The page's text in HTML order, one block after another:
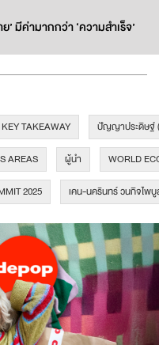
มีค่ามากกว่า ‘ความสำเร็จ’
KEY TAKEAWAY ปัญญาประดิษฐ์
AREAS ผู้นำ WORLD
2025 เคน-นครินทร์ วนกิจไพ